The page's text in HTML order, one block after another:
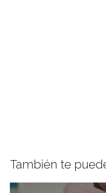
También te